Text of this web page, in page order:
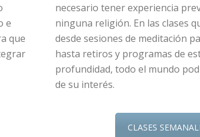
e
que
necesario tener experiencia
ninguna religión. En las clases
desde sesiones de meditación
hasta retiros y programas de
profundidad, todo el mundo
de su interés.
CLASES